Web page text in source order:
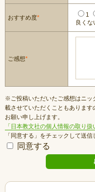
おすすめ度* 1
良く
ご感想*
※ご投稿いただいたご感想はニッ
載させていただくこともあります
お願い申し上げます。
「日本教文社の個人情報の取り扱
「同意する」をチェックして送信
同意する